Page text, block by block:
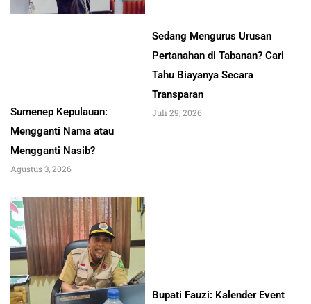
Sumenep Kepulauan:
Mengganti Nama atau
Mengganti Nasib?
Agustus 3, 2026
Sedang Mengurus Urusan
Pertanahan di Tabanan? Cari
Tahu Biayanya Secara
Transparan
Juli 29, 2026
Bupati Fauzi: Kalender Event